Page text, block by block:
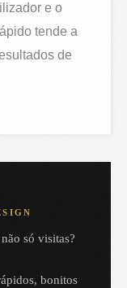
e o
tende a
de
só visitas?
bonitos